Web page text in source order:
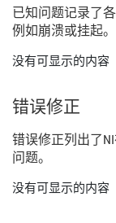
已知问题记录了
例如崩溃或挂起。
没有可显示的内容
错误修正
错误修正列出了NI
问题。
没有可显示的内容